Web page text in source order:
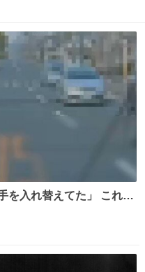
を入れ替えてた」 これ実
ラレコ無かったら完全に